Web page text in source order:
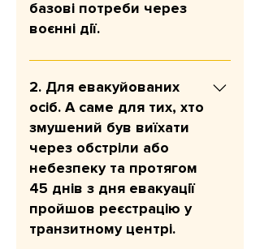
базові потреби через
воєнні дії.
Мета: покрити базові потреби
(їжа, ліки, комунальні послуги,
транспорт, одяг тощо); знизити
фінансовий тиск; зменшити
необхідність економити на
найнеобхіднішому або влазити в
борги. Сума допомоги: 10 800
грн на людину. У разі
відповідності критеріям програми
допомога надається одноразово і
2. Для евакуйованих
осіб. А саме для тих, хто
змушений був виїхати
через обстріли або
небезпеку та протягом
45 днів з дня евакуації
пройшов реєстрацію у
транзитному центрі.